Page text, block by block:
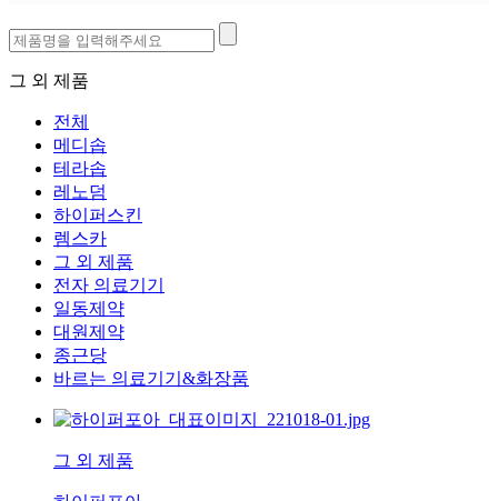
종근당
그 외 제품
전체
메디솝
테라솝
레노덤
하이퍼스킨
렘스카
그 외 제품
전자 의료기기
일동제약
대원제약
종근당
바르는 의료기기&화장품
그 외 제품